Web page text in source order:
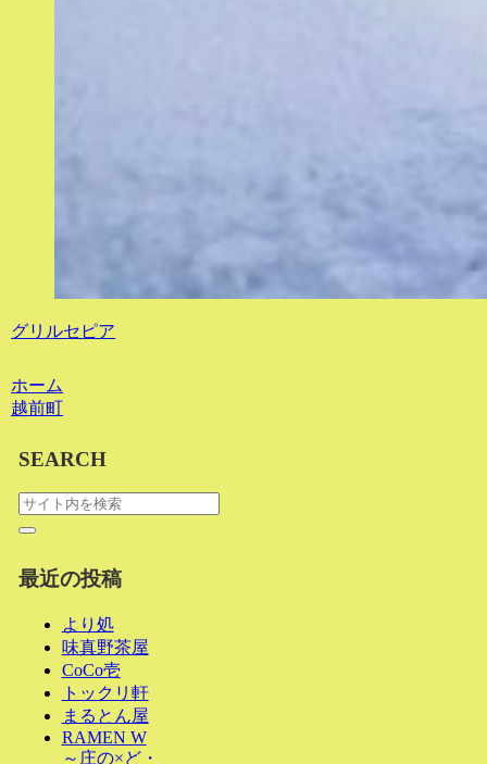
グリルセピア
ホーム
越前町
SEARCH
最近の投稿
より処
味真野茶屋
CoCo壱
トックリ軒
まるとん屋
RAMEN W
～庄の×ど・